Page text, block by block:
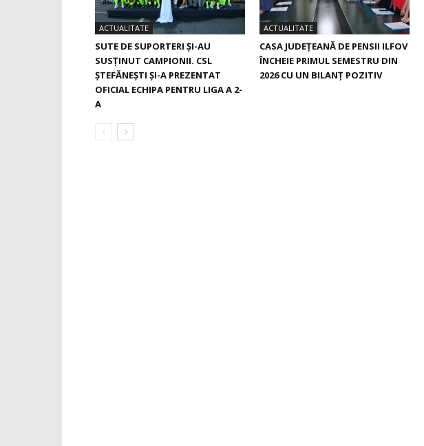
ACTUALITATE
SUTE DE SUPORTERI ȘI-AU
SUSȚINUT CAMPIONII. CSL
ȘTEFĂNEȘTI ȘI-A PREZENTAT
OFICIAL ECHIPA PENTRU LIGA A 2-
A
ACTUALITATE
CASA JUDEŢEANĂ DE PENSII ILFOV
ÎNCHEIE PRIMUL SEMESTRU DIN
2026 CU UN BILANŢ POZITIV